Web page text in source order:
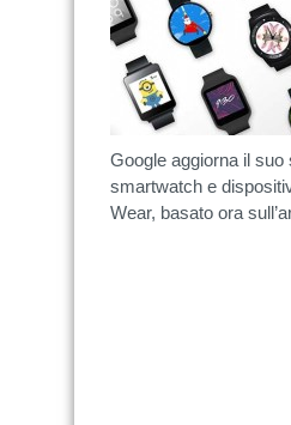
Google aggiorna il
smartwatch e
Wear, basato ora